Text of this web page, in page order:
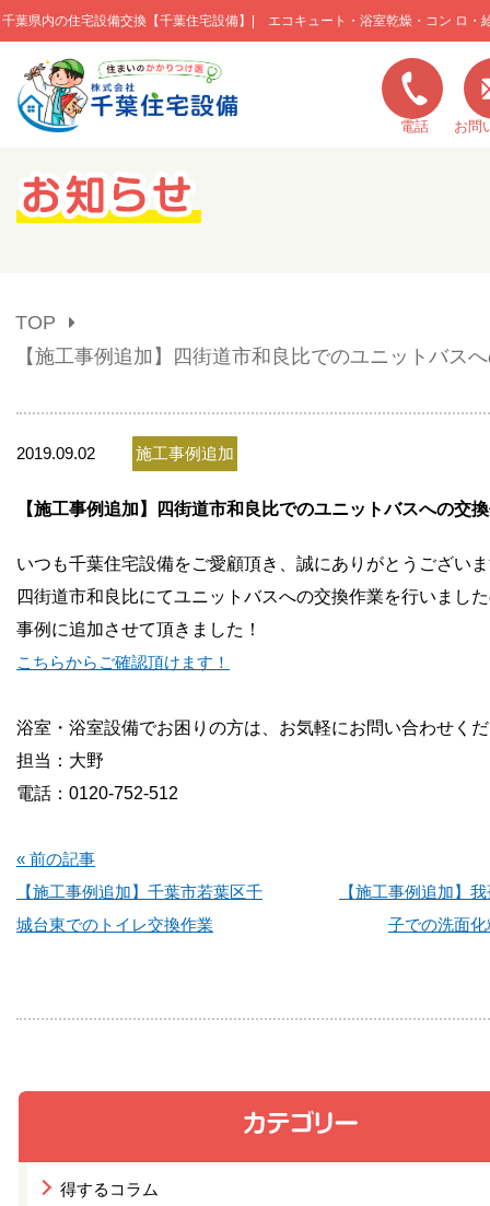
千葉県内の住宅設備交換【千葉住宅設備】| エコキュート・浴室乾燥・コン ロ・
このページの本文へ移動
電話 お問
キャンペーン一覧
弊社の特色
お問い合わせ
会社概要
TOP
【施工事例追加】四街道市和良比でのユニットバス
得するコラム
2019.09.02 施工事例追加
【施工事例追加】四街道市和良比でのユニットバスへの交
いつも千葉住宅設備をご愛顧頂き、誠にありがとうござい
四街道市和良比にてユニットバスへの交換作業を行いまし
事例に追加させて頂きました！
こちらからご確認頂けます！
浴室・浴室設備でお困りの方は、お気軽にお問い合わせく
担当：大野
電話：0120-752-512
« 前の記事
【施工事例追加】千葉市若葉区千
城台東でのトイレ交換作業
【施工事例追加】
子での洗面